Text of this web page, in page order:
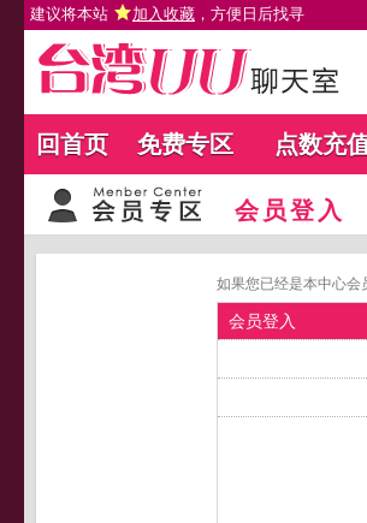
建议将本站 加入收藏 ，方便日后找寻
回首页 免费专区 点数充
会员登入
如果您已经是本中心
会员登入